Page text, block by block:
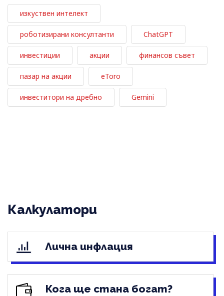
изкуствен интелект
роботизирани консултанти ChatGPT
инвестиции акции финансов съвет
пазар на акции eToro
инвеститори на дребно Gemini
Калкулатори
Лична инфлация
Кога ще стана богат?